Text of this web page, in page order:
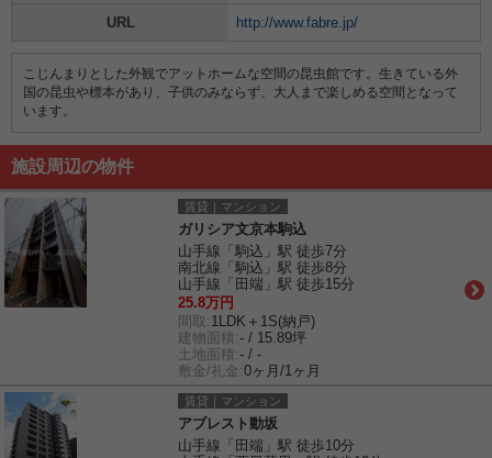
URL http://www.fabre.jp/
こじんまりとした外観でアットホームな空間の昆虫館です。生きている外
国の昆虫や標本があり、子供のみならず、大人まで楽しめる空間となって
います。
施設周辺の物件
賃貸｜マンション
ガリシア文京本駒込
山手線「駒込」駅 徒歩7分
南北線「駒込」駅 徒歩8分
山手線「田端」駅 徒歩15分
25.8万円
間取: 1LDK＋1S(納戸)
建物面積:- / 15.89坪
土地面積:- / -
敷金/礼金:0ヶ月/1ヶ月
賃貸｜マンション
アブレスト動坂
山手線「田端」駅 徒歩10分